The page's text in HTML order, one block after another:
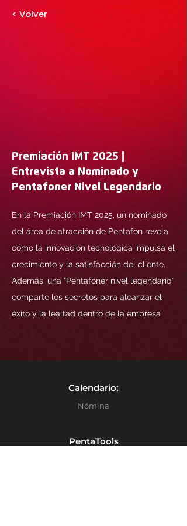
< Volver
Premiación IMT 2025 |
Entrevista a Nominado y
Pentafoner Nivel Legendario
En la Premiación IMT 2025, un nominado
del área de atracción de Pentafon revela
cómo la innovación tecnológica impulsa el
crecimiento y la satisfacción del cliente.
Además, una "Pentafoner nivel legendario"
comparte los secretos para alcanzar el
éxito y la lealtad dentro de la empresa
Calendario:
Nómina
PentaTools